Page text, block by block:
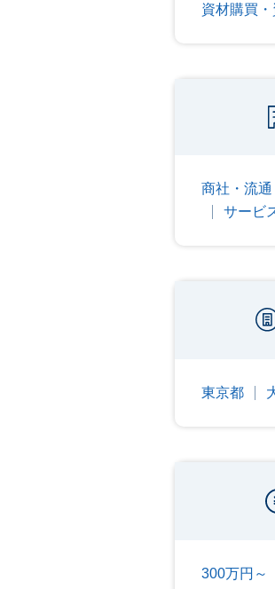
資材購買
商社・流通
サービ
東京都
300万円～